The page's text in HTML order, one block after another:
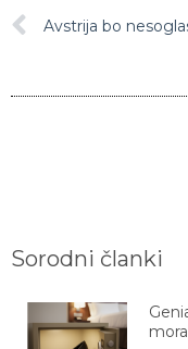
Sorodni članki